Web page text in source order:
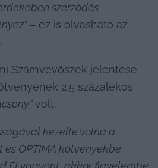
szerződés
– ez is olvasható az
Számvevőszék jelentése
2,5 százalékos
volt.
kezelte volna a
OPTIMA kötvényekbe